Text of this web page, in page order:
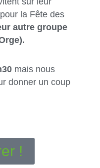
pour la Fête des
autre groupe
mais nous
donner un coup
!